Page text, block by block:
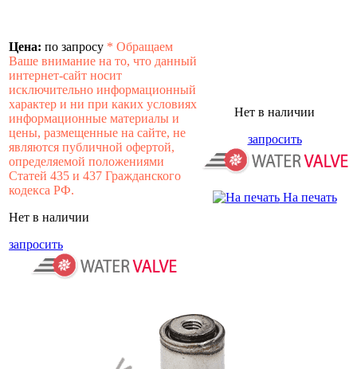
Цена: по запросу * Обращаем
Ваше внимание на то, что данный
интернет-сайт носит
исключительно информационный
характер и ни при каких условиях
информационные материалы и
цены, размещенные на сайте, не
являются публичной офертой,
определяемой положениями
Статей 435 и 437 Гражданского
кодекса РФ.
Нет в наличии
запросить
Нет в наличии
запросить
На печать